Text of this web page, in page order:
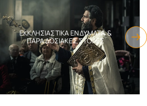
ΕΚΚΛΗΣΙΑΣΤΙΚΆ ΕΝΔΎΜΑΤΑ &
ΠΑΡΑΔΟΣΙΑΚΈΣ ΣΤΟΛΈΣ